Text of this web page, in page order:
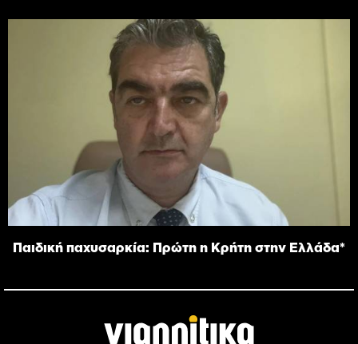
Παιδική παχυσαρκία: Πρώτη η Κρήτη στην Ελλάδα*